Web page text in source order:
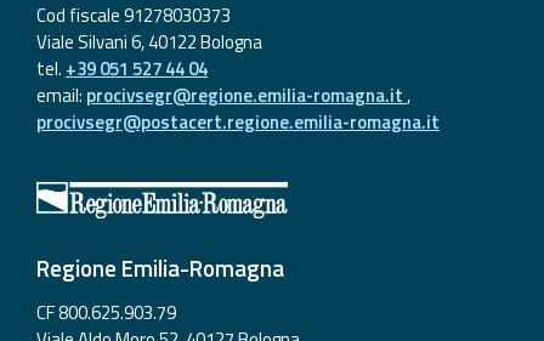
Cod fiscale 91278030373
Viale Silvani 6, 40122 Bologna
tel. +39 051 527 44 04
email: procivsegr@regione.emilia-romagna.it,
procivsegr@postacert.regione.emilia-romagna.it
Regione Emilia-Romagna
CF 800.625.903.79